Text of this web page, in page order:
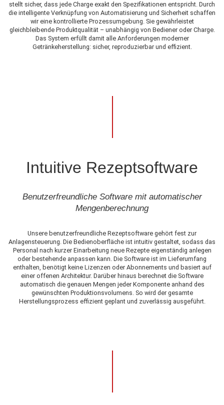
stellt sicher, dass jede Charge exakt den Spezifikationen entspricht. Durch
die intelligente Verknüpfung von Automatisierung und Sicherheit schaffen
wir eine kontrollierte Prozessumgebung. Sie gewährleistet
gleichbleibende Produktqualität – unabhängig von Bediener oder Charge.
Das System erfüllt damit alle Anforderungen moderner
Getränkeherstellung: sicher, reproduzierbar und effizient.
Intuitive Rezeptsoftware
Benutzerfreundliche Software mit automatischer
Mengenberechnung
Unsere benutzerfreundliche Rezeptsoftware gehört fest zur
Anlagensteuerung. Die Bedienoberfläche ist intuitiv gestaltet, sodass das
Personal nach kurzer Einarbeitung neue Rezepte eigenständig anlegen
oder bestehende anpassen kann. Die Software ist im Lieferumfang
enthalten, benötigt keine Lizenzen oder Abonnements und basiert auf
einer offenen Architektur. Darüber hinaus berechnet die Software
automatisch die genauen Mengen jeder Komponente anhand des
gewünschten Produktionsvolumens. So wird der gesamte
Herstellungsprozess effizient geplant und zuverlässig ausgeführt.